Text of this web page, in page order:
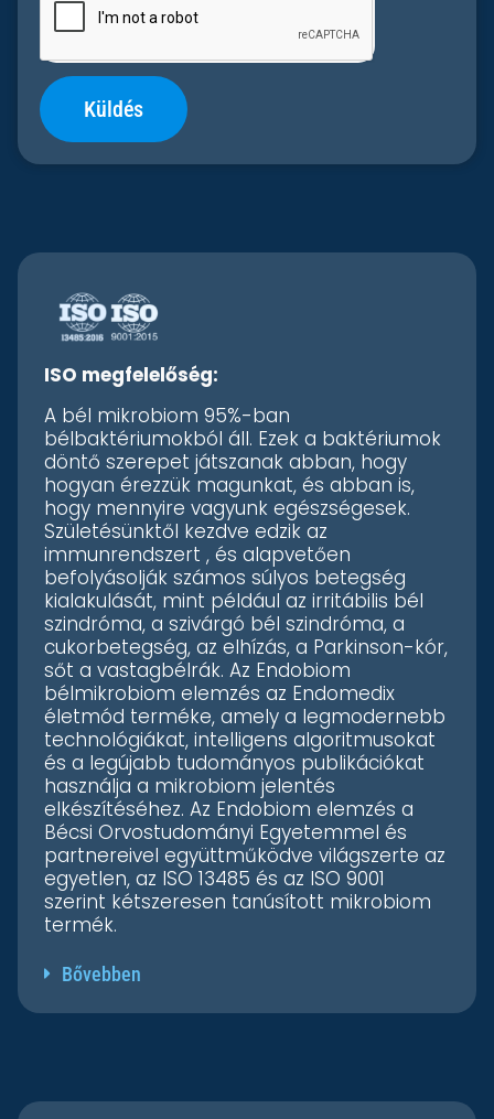
Küldés
ISO megfelelőség:
A bél mikrobiom 95%-ban
bélbaktériumokból áll. Ezek a baktériumok
döntő szerepet játszanak abban, hogy
hogyan érezzük magunkat, és abban is,
hogy mennyire vagyunk egészségesek.
Születésünktől kezdve edzik az
immunrendszert , és alapvetően
befolyásolják számos súlyos betegség
kialakulását, mint például az irritábilis bél
szindróma, a szivárgó bél szindróma, a
cukorbetegség, az elhízás, a Parkinson-kór,
sőt a vastagbélrák. Az Endobiom
bélmikrobiom elemzés az Endomedix
életmód terméke, amely a legmodernebb
technológiákat, intelligens algoritmusokat
és a legújabb tudományos publikációkat
használja a mikrobiom jelentés
elkészítéséhez. Az Endobiom elemzés a
Bécsi Orvostudományi Egyetemmel és
partnereivel együttműködve világszerte az
egyetlen, az ISO 13485 és az ISO 9001
szerint kétszeresen tanúsított mikrobiom
termék.
Bővebben